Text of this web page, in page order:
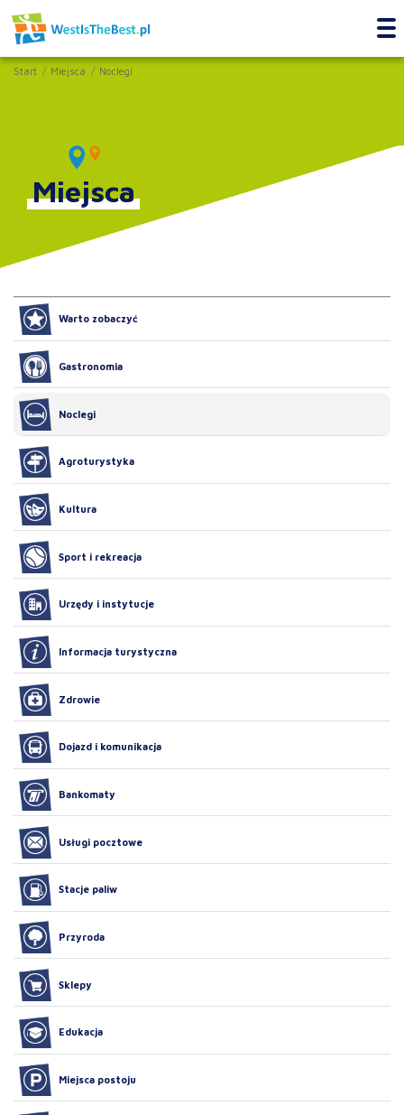
Start Miejsca Noclegi
Miejsca
Warto zobaczyć
Gastronomia
Noclegi
Agroturystyka
Kultura
Sport i rekreacja
Urzędy i instytucje
Informacja turystyczna
Zdrowie
Dojazd i komunikacja
Bankomaty
Usługi pocztowe
Stacje paliw
Przyroda
Sklepy
Edukacja
Miejsca postoju